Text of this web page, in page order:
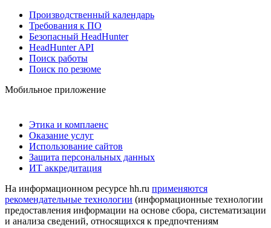
Производственный календарь
Требования к ПО
Безопасный HeadHunter
HeadHunter API
Поиск работы
Поиск по резюме
Мобильное приложение
Этика и комплаенс
Оказание услуг
Использование сайтов
Защита персональных данных
ИТ аккредитация
На информационном ресурсе hh.ru применяются
рекомендательные технологии (информационные технологии
предоставления информации на основе сбора, систематизации
и анализа сведений, относящихся к предпочтениям